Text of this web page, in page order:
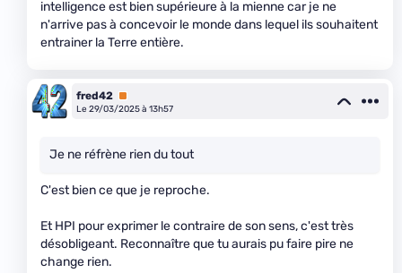
intelligence est bien supérieure à la mienne car je ne
n'arrive pas à concevoir le monde dans lequel ils souhaitent
entrainer la Terre entière.
fred42 Premium
Le 29/03/2025 à 13h57
Je ne réfrène rien du tout
C'est bien ce que je reproche.
Et HPI pour exprimer le contraire de son sens, c'est très
désobligeant. Reconnaître que tu aurais pu faire pire ne
change rien.